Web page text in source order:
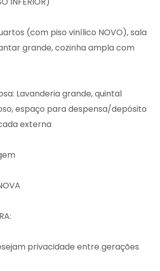
(com piso vinílico NOVO), sala
grande, cozinha ampla com
Lavanderia grande, quintal
espaço para despensa/depósito
externa
privacidade entre gerações